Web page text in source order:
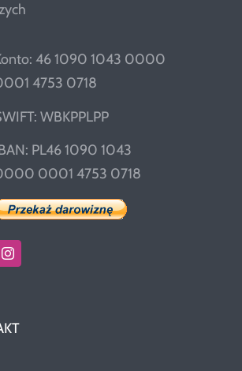
46 1090 1043 0000
4753 0718
WBKPPLPP
PL46 1090 1043
0001 4753 0718